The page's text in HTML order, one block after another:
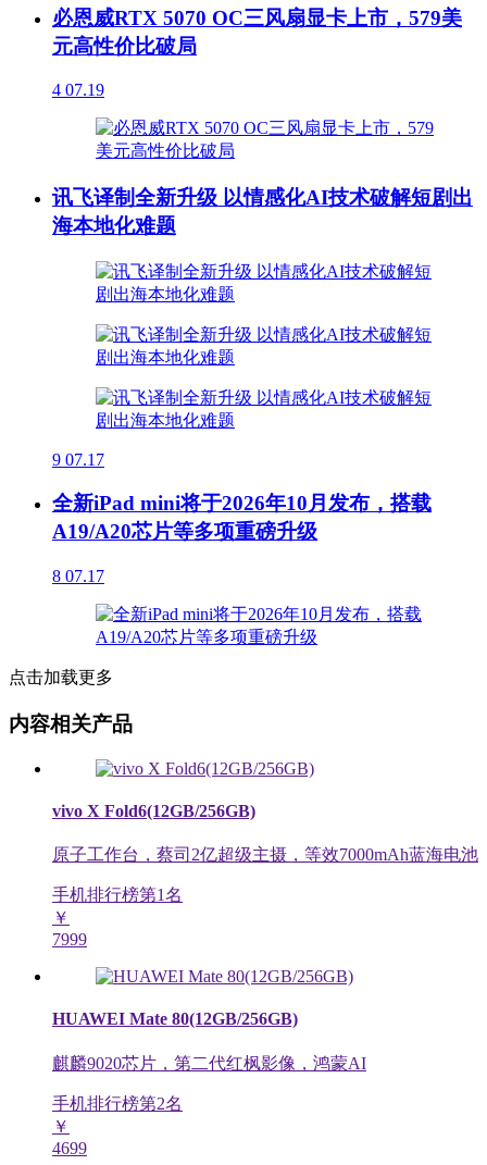
必恩威RTX 5070 OC三风扇显卡上市，579美
元高性价比破局
4 07.19
讯飞译制全新升级 以情感化AI技术破解短剧出
海本地化难题
9 07.17
全新iPad mini将于2026年10月发布，搭载
A19/A20芯片等多项重磅升级
8 07.17
点击加载更多
内容相关产品
vivo X Fold6(12GB/256GB)
原子工作台，蔡司2亿超级主摄，等效7000mAh蓝海电池
手机排行榜第1名
￥
7999
HUAWEI Mate 80(12GB/256GB)
麒麟9020芯片，第二代红枫影像，鸿蒙AI
手机排行榜第2名
￥
4699